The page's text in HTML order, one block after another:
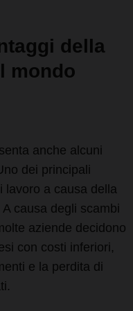
della
mondo
anche alcuni
dei principali
lavoro a causa della
causa degli scambi
aziende decidono
con costi inferiori,
e la perdita di